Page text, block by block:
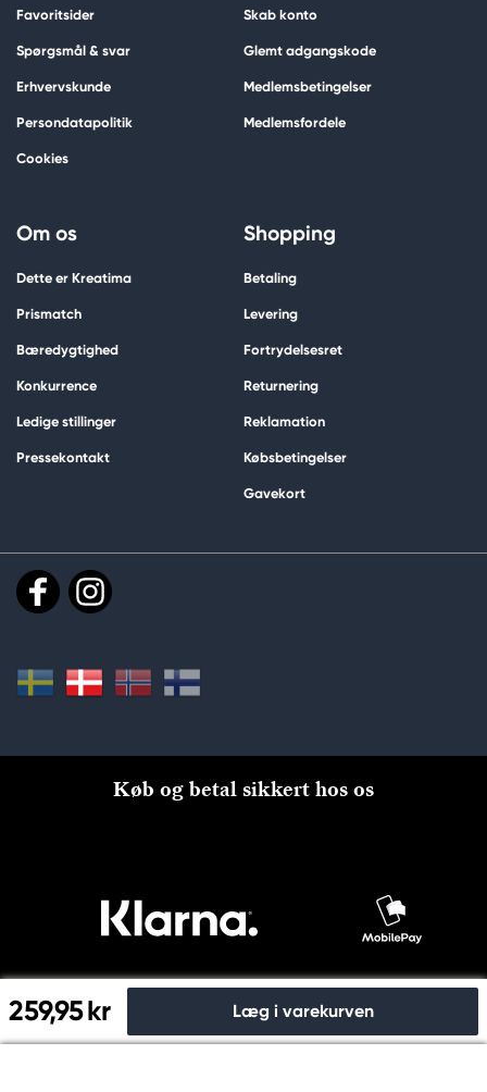
259,95 kr Læg i varekurven
Favoritsider
Spørgsmål & svar
Erhvervskunde
Persondatapolitik
Cookies
Skab konto
Glemt adgangskode
Medlemsbetingelser
Medlemsfordele
Om os
Dette er Kreatima
Prismatch
Bæredygtighed
Konkurrence
Ledige stillinger
Pressekontakt
Shopping
Betaling
Levering
Fortrydelsesret
Returnering
Reklamation
Købsbetingelser
Gavekort
Køb og betal sikkert hos os